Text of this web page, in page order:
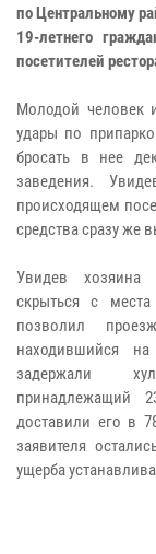
по Центральному
19-летнего
посетителей
Молодой человек
удары по
бросать в нее
заведения.
происходящем
средства сразу же
Увидев хозяина
скрыться с
позволил
находившийся на
задержали
принадлежащий
доставили его в
заявителя
ущерба